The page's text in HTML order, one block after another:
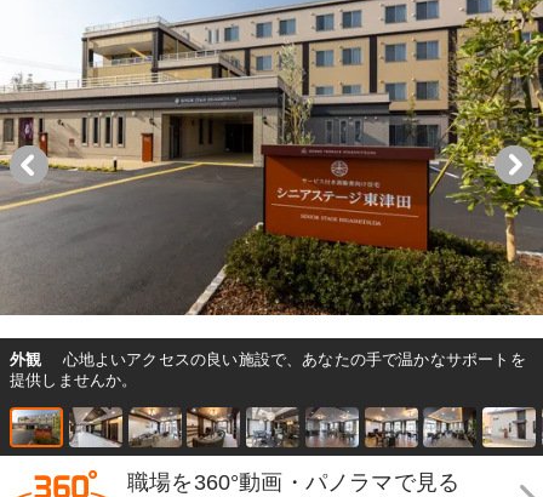
外観
心地よいアクセスの良い施設で、あなたの手で温かなサポートを
提供しませんか。
職場を360°動画・パノラマで見る